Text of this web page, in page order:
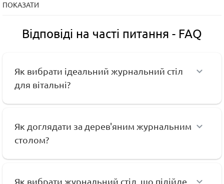
ПОКАЗАТИ
Відповіді на часті питання - FAQ
Як вибрати ідеальний журнальний стіл
для вітальні?
Як доглядати за дерев'яним журнальним
столом?
Як вибрати журнальний стіл, що підійде